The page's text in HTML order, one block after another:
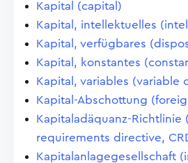
Kapital (capital)
Kapital, intellektuelles
Kapital, verfügbares
Kapital, konstantes
Kapital, variables (variable
Kapital-Abschottung
Kapitaladäquanz-Richtlinie
requirements directive,
Kapitalanlagegesellschaft